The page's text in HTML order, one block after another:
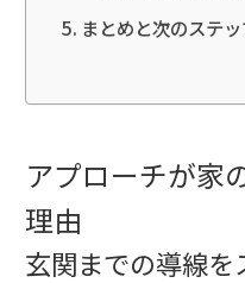
まとめと次のステ
アプローチが家
理由
玄関までの導線を